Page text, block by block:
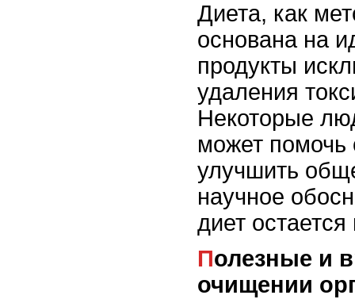
Диета, как
основана на
продукты
удаления
Некоторые
может помочь
улучшить
научное
диет
Полезные и вредные аспекты диеты при
очищении